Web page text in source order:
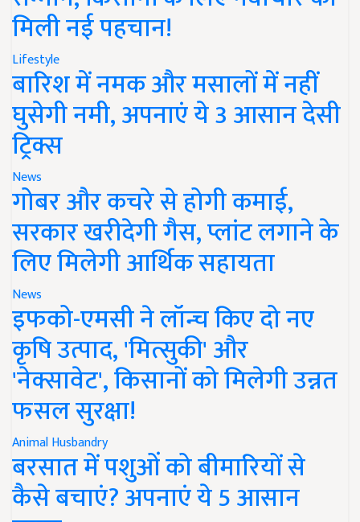
मिली नई पहचान!
Lifestyle
बारिश में नमक और मसालों में नहीं
घुसेगी नमी, अपनाएं ये 3 आसान देसी
ट्रिक्स
News
गोबर और कचरे से होगी कमाई,
सरकार खरीदेगी गैस, प्लांट लगाने के
लिए मिलेगी आर्थिक सहायता
News
इफको-एमसी ने लॉन्च किए दो नए
कृषि उत्पाद, 'मित्सुकी' और
'नेक्सावेट', किसानों को मिलेगी उन्नत
फसल सुरक्षा!
Animal Husbandry
बरसात में पशुओं को बीमारियों से
कैसे बचाएं? अपनाएं ये 5 आसान